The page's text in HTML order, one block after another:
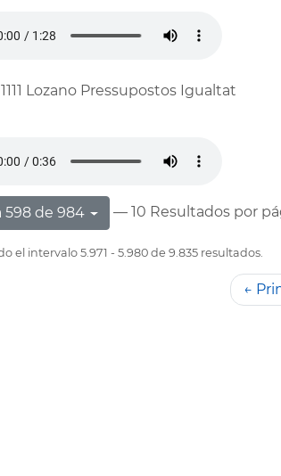
1111 Lozano Pressupostos Igualtat
598 de 984 — 10 Resultados por
el intervalo 5.971 - 5.980 de 9.835 resultados.
←